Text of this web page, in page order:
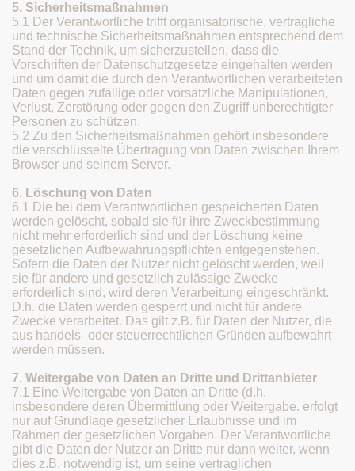
5. Sicherheitsmaßnahmen
5.1 Der Verantwortliche trifft organisatorische, vertragliche
und technische Sicherheitsmaßnahmen entsprechend dem
Stand der Technik, um sicherzustellen, dass die
Vorschriften der Datenschutzgesetze eingehalten werden
und um damit die durch den Verantwortlichen verarbeiteten
Daten gegen zufällige oder vorsätzliche Manipulationen,
Verlust, Zerstörung oder gegen den Zugriff unberechtigter
Personen zu schützen.
5.2 Zu den Sicherheitsmaßnahmen gehört insbesondere
die verschlüsselte Übertragung von Daten zwischen Ihrem
Browser und seinem Server.
6. Löschung von Daten
6.1 Die bei dem Verantwortlichen gespeicherten Daten
werden gelöscht, sobald sie für ihre Zweckbestimmung
nicht mehr erforderlich sind und der Löschung keine
gesetzlichen Aufbewahrungspflichten entgegenstehen.
Sofern die Daten der Nutzer nicht gelöscht werden, weil
sie für andere und gesetzlich zulässige Zwecke
erforderlich sind, wird deren Verarbeitung eingeschränkt.
D.h. die Daten werden gesperrt und nicht für andere
Zwecke verarbeitet. Das gilt z.B. für Daten der Nutzer, die
aus handels- oder steuerrechtlichen Gründen aufbewahrt
werden müssen.
7. Weitergabe von Daten an Dritte und Drittanbieter
7.1 Eine Weitergabe von Daten an Dritte (d.h.
insbesondere deren Übermittlung oder Weitergabe. erfolgt
nur auf Grundlage gesetzlicher Erlaubnisse und im
Rahmen der gesetzlichen Vorgaben. Der Verantwortliche
gibt die Daten der Nutzer an Dritte nur dann weiter, wenn
dies z.B. notwendig ist, um seine vertraglichen